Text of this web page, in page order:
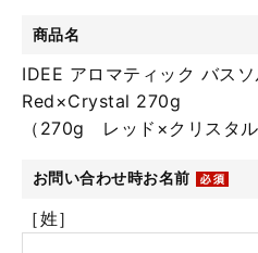
商品名
IDEE アロマティック バス
Red×Crystal 270g
（270g レッド×クリスタル
お問い合わせ時お名前
［姓］